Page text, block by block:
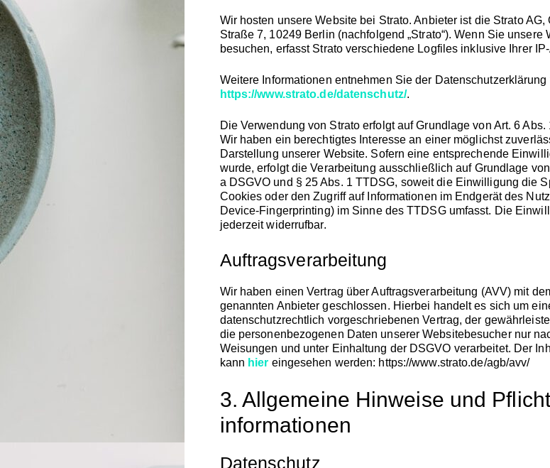
Wir hosten unsere Website bei Strato. Anbieter ist die Strato AG,
Straße 7, 10249 Berlin (nachfolgend „Strato“). Wenn Sie unsere
besuchen, erfasst Strato verschiedene Logfiles inklusive Ihrer
Weitere Informationen entnehmen Sie der Datenschutzerklärung
https://www.strato.de/datenschutz/.
Die Verwendung von Strato erfolgt auf Grundlage von Art. 6 Abs.
Wir haben ein berechtigtes Interesse an einer möglichst
Darstellung unserer Website. Sofern eine entsprechende
wurde, erfolgt die Verarbeitung ausschließlich auf Grundlage
a DSGVO und § 25 Abs. 1 TTDSG, soweit die Einwilligung die
Cookies oder den Zugriff auf Informationen im Endgerät des
Device-Fingerprinting) im Sinne des TTDSG umfasst. Die
jederzeit widerrufbar.
Auftragsverarbeitung
Wir haben einen Vertrag über Auftragsverarbeitung (AVV) mit
genannten Anbieter geschlossen. Hierbei handelt es sich um
datenschutzrechtlich vorgeschriebenen Vertrag, der
die personenbezogenen Daten unserer Websitebesucher nur
Weisungen und unter Einhaltung der DSGVO verarbeitet. Der
kann hier eingesehen werden: https://www.strato.de/agb/avv/
3. Allgemeine Hinweise und
informationen
Datenschutz